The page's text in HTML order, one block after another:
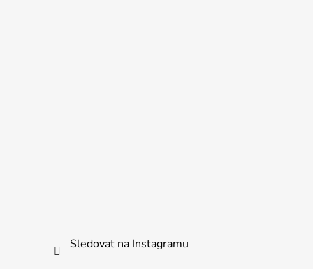
Sledovat na Instagramu